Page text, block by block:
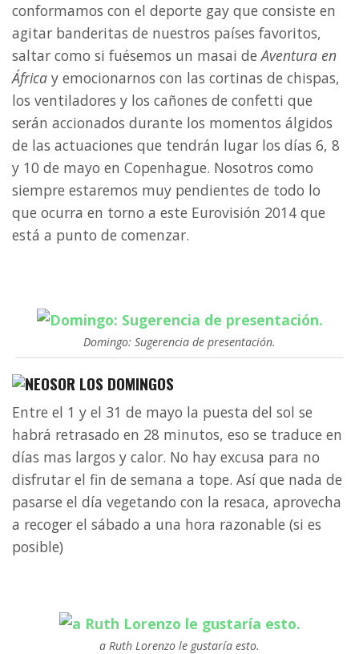
conformamos con el deporte gay que consiste en
agitar banderitas de nuestros países favoritos,
saltar como si fuésemos un masai deAventura en
África y emocionarnos con las cortinas de chispas,
los ventiladores y los cañones de confetti que
serán accionados durante los momentos álgidos
de las actuaciones que tendrán lugar los días 6, 8
y 10 de mayo en Copenhague. Nosotros como
siempre estaremos muy pendientes de todo lo
que ocurra en torno a este Eurovisión 2014 que
está a punto de comenzar.
Domingo: Sugerencia de presentación.
LOS DOMINGOS
Entre el 1 y el 31 de mayo la puesta del sol se
habrá retrasado en 28 minutos, eso se traduce en
días mas largos y calor. No hay excusa para no
disfrutar el fin de semana a tope. Así que nada de
pasarse el día vegetando con la resaca, aprovecha
a recoger el sábado a una hora razonable (si es
posible)
a Ruth Lorenzo le gustaría esto.